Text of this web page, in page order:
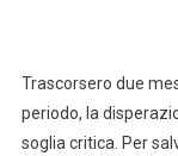
Trascorsero due
periodo, la
soglia critica. Per